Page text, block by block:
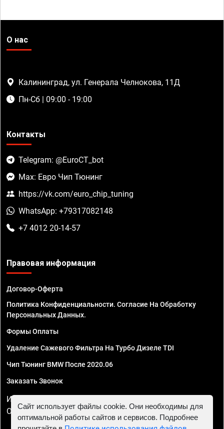
О нас
Калининград, ул. Генерала Челнокова, 11Д
Пн-Сб | 09:00 - 19:00
Контакты
Telegram: @EuroCT_bot
Max: Евро Чип Тюнинг
https://vk.com/euro_chip_tuning
WhatsApp: +79317082148
+7 4012 20-14-57
Правовая информация
Договор-Оферта
Политика Конфиденциальности. Согласие На Обработку
Персональных Данных.
Формы Оплаты
Удаление Сажевого Фильтра На Турбо Дизеле TDI
Чип Тюнинг BMW После 2020.06
Заказать Звонок
ИП Смирнов Георгий Павлович. ИНН 781302555843,
ОГРНИП 324470400032610
Сайт использует файлы cookie. Они необходимы для
оптимальной работы сайтов и сервисов. Подробнее